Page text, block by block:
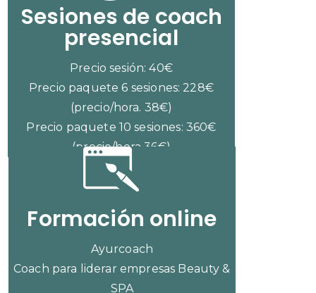
Sesiones de coach
presencial
Precio sesión: 40€
Precio paquete 6 sesiones: 228€
(precio/hora. 38€)
Precio paquete 10 sesiones: 360€
(precio/hora 36€)
Formación online
Ayurcoach
Coach para liderar empresas Beauty &
SPA